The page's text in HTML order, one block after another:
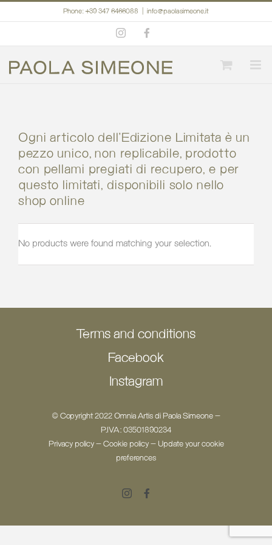
to
Phone: +39 347 6466088 info@paolasimeone.it
Instagram
Ogni articolo dell’Edizione Limitata è un
pezzo unico, non replicabile, prodotto
con pellami pregiati di recupero, e per
questo limitati, disponibili solo nello
shop online
No products were found matching your selection.
© Copyright 2022 Omnia Artis di Paola Simeone -
P.IVA: 03501890234
Privacy policy- Cookie policy- Update your cookie
preferences
Terms and conditions
Facebook
Instagram
Instagram